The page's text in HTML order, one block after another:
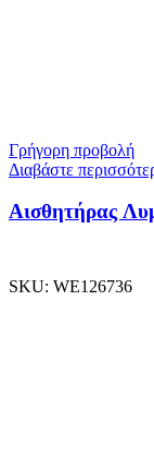
Γρήγορη προβολή
Διαβάστε
Αισθητήρας
SKU: WE126736